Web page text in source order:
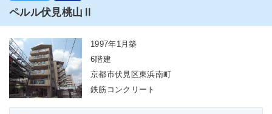
ペルル伏見桃山Ⅱ
1997年1月築
6階建
京都市伏見区東浜南町
鉄筋コンクリート